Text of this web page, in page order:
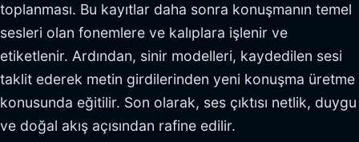
toplanması. Bu kayıtlar daha sonra konuşmanın temel
sesleri olan fonemlere ve kalıplara işlenir ve
etiketlenir. Ardından, sinir modelleri, kaydedilen sesi
taklit ederek metin girdilerinden yeni konuşma üretme
konusunda eğitilir. Son olarak, ses çıktısı netlik, duygu
ve doğal akış açısından rafine edilir.